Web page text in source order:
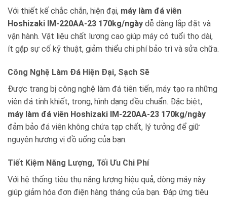
Với thiết kế chắc chắn, hiện đại, máy làm đá viên
Hoshizaki IM-220AA-23 170kg/ngày dễ dàng lắp đặt và
vận hành. Vật liệu chất lượng cao giúp máy có tuổi thọ dài,
ít gặp sự cố kỹ thuật, giảm thiểu chi phí bảo trì và sửa chữa.
Công Nghệ Làm Đá Hiện Đại, Sạch Sẽ
Được trang bị công nghệ làm đá tiên tiến, máy tạo ra những
viên đá tinh khiết, trong, hình dạng đều chuẩn. Đặc biệt,
máy làm đá viên Hoshizaki IM-220AA-23 170kg/ngày
đảm bảo đá viên không chứa tạp chất, lý tưởng để giữ
nguyên hương vị đồ uống của bạn.
Tiết Kiệm Năng Lượng, Tối Ưu Chi Phí
Với hệ thống tiêu thụ năng lượng hiệu quả, dòng máy này
giúp giảm hóa đơn điện hàng tháng của bạn. Đáp ứng tiêu